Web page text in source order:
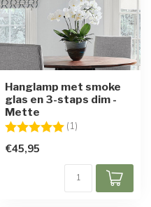
Hanglamp met smoke
glas en 3-staps dim -
Mette
Beoordeling: (1)
€45,95